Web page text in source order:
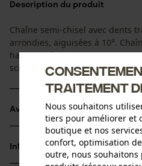
Description du produit
Chaîne semi-chisel avec dents
arrondies, aiguisées à 10°.
haute performance, coupe en
scieries mobiles.
Avantages du produit
Arêtes de coupe de petit
rapides et un affûtage aisé
Informations sur le produit
traitement
Nous souhaitons
tiers pour améliorer et
boutique et nos
confort, optimisation
outre, nous souhaitons